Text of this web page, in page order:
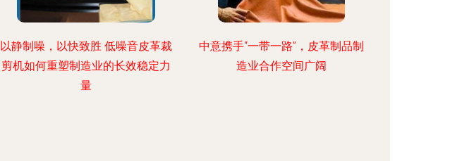
以静制噪，以快致胜 低噪音皮革裁
剪机如何重塑制造业的长效稳定力
量
中意携手“一带一路”，皮革制品制
造业合作空间广阔